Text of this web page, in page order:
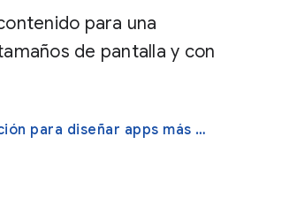
para una
de pantalla y con
Más información para diseñar apps más adaptables